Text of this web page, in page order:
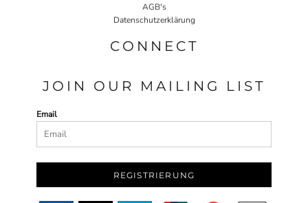
AGB's
Datenschutzerklärung
CONNECT
JOIN OUR MAILING LIST
Email
REGISTRIERUNG